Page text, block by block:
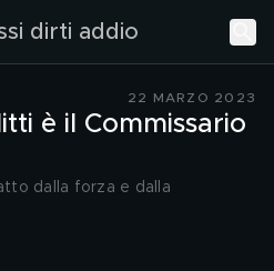
dirti addio
22 MARZO 2023
è il Commissario
dalla forza e dalla